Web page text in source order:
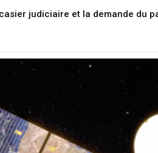
judiciaire et la demande du